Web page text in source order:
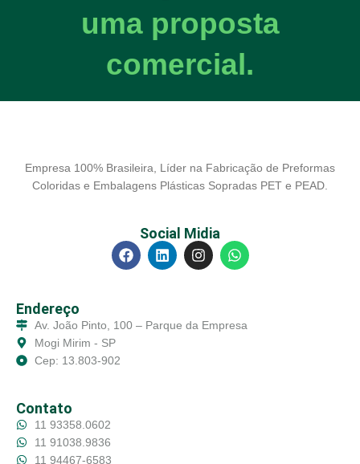
uma proposta
comercial.
Empresa 100% Brasileira, Líder na Fabricação de Preformas
Coloridas e Embalagens Plásticas Sopradas PET e PEAD.
Social Midia
Endereço
Av. João Pinto, 100 – Parque da Empresa
Mogi Mirim - SP
Cep: 13.803-902
Contato
11 93358.0602
11 91038.9836
11 94467-6583